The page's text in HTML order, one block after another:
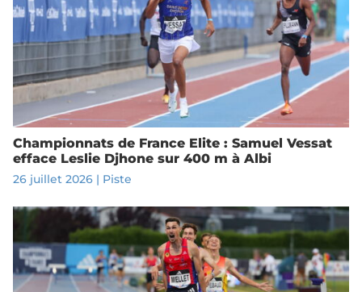
Championnats de France Elite : Samuel Vessat
efface Leslie Djhone sur 400 m à Albi
26 juillet 2026| Piste